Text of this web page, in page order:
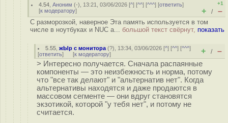
4.54 ,Аноним (-), 13:21, 03/06/2026 [^] [^^] [^^^] [ответить]
[к модератору]
+1
+ / –
С разморозкой, наверное Эта память используется в том
числе в ноутбуках и NUC а... большой текст свёрнут, показать
5.55 ,жЫр с монитора (?), 13:34, 03/06/2026 [^] [^^] [^^^]
[ответить] [к модератору] + / –
> Интересно получается. Сначала распаянные
компоненты — это неизбежность и норма, потому
что "все так делают" и "альтернатив нет". Когда
альтернативы находятся и даже продаются в
массовом сегменте — они вдруг становятся
экзотикой, которой "у тебя нет", и потому не
считается.